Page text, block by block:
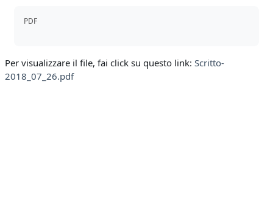
PDF
Per visualizzare il file, fai click su questo link: Scritto-
2018_07_26.pdf